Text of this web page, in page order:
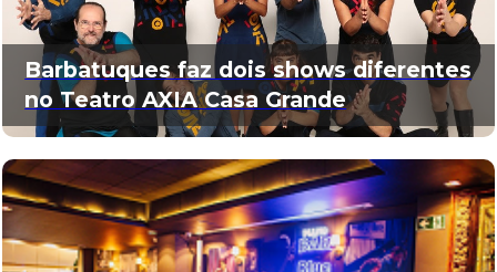
Barbatuques faz dois shows diferentes
no Teatro AXIA Casa Grande